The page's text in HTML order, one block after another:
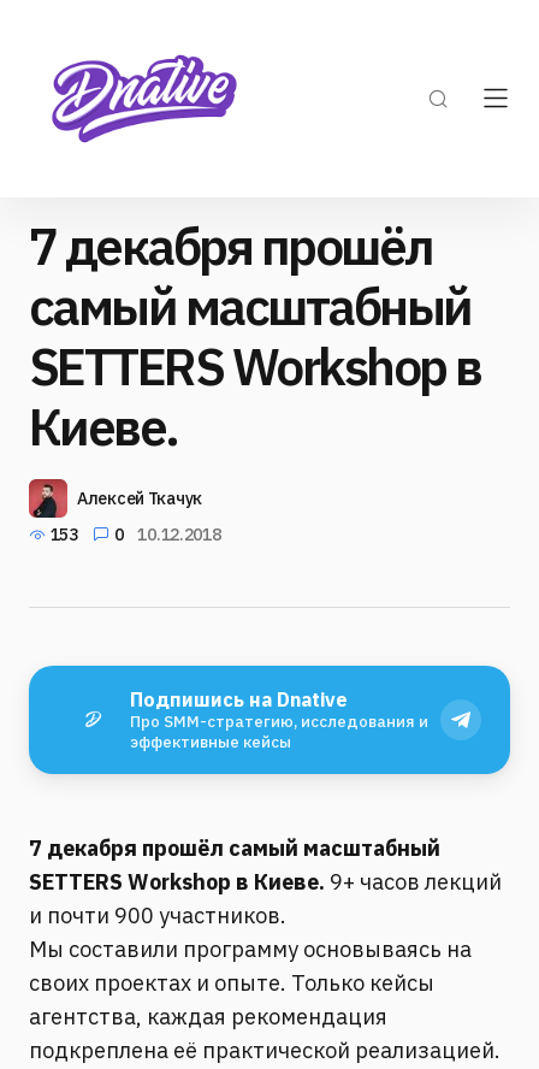
7 декабря прошёл
самый масштабный
SETTERS Workshop в
Киеве.
Алексей Ткачук
153
0 10.12.2018
Подпишись на Dnative
Про SMM-стратегию, исследования и
эффективные кейсы
7 декабря прошёл самый масштабный
SETTERS Workshop в Киеве. 9+ часов лекций
и почти 900 участников.
Мы составили программу основываясь на
своих проектах и опыте. Только кейсы
агентства, каждая рекомендация
подкреплена её практической реализацией.